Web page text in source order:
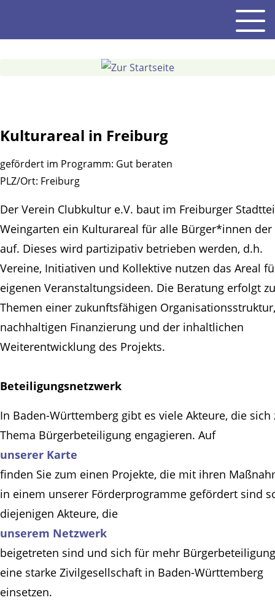
Inhalt
Kulturareal in Freiburg
gefördert im Programm: Gut beraten
PLZ/Ort: Freiburg
Der Verein Clubkultur e.V. baut im Freiburger
Weingarten ein Kulturareal für alle Bürger*innen der
auf. Dieses wird partizipativ betrieben werden, d.h.
Vereine, Initiativen und Kollektive nutzen das Areal
eigenen Veranstaltungsideen. Die Beratung erfolgt
Themen einer zukunftsfähigen
nachhaltigen Finanzierung und der inhaltlichen
Weiterentwicklung des Projekts.
Beteiligungsnetzwerk
In Baden-Württemberg gibt es viele Akteure, die sich
Thema Bürgerbeteiligung engagieren. Auf
unserer Karte
finden Sie zum einen Projekte, die mit ihren
in einem unserer Förderprogramme gefördert sind
diejenigen Akteure, die
unserem Netzwerk
beigetreten sind und sich für mehr
eine starke Zivilgesellschaft in Baden-Württemberg
einsetzen.